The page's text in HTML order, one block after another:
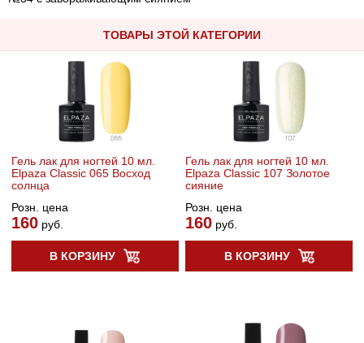
ТОВАРЫ ЭТОЙ КАТЕГОРИИ
Гель лак для ногтей 10 мл.
Elpaza Classic 065 Восход
солнца
Розн. цена
160руб.
В КОРЗИНУ
Гель лак для ногтей 10 мл.
Elpaza Classic 107 Золотое
сияние
Розн. цена
160 руб.
В КОРЗИНУ